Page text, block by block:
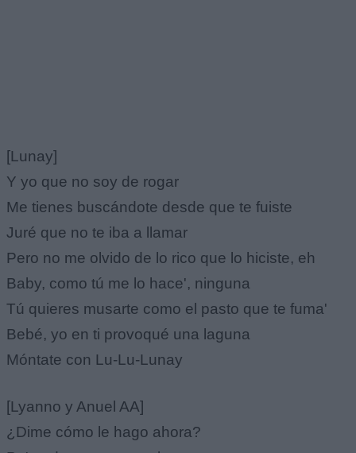
[Lunay]
Y yo que no soy de rogar
Me tienes buscándote desde que te fuiste
Juré que no te iba a llamar
Pero no me olvido de lo rico que lo hiciste, eh
Baby, como tú me lo hace', ninguna
Tú quieres musarte como el pasto que te fuma'
Bebé, yo en ti provoqué una laguna
Móntate con Lu-Lu-Lunay
[Lyanno y Anuel AA]
¿Dime cómo le hago ahora?